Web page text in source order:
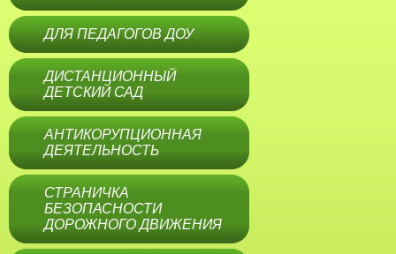
ДЛЯ ПЕДАГОГОВ ДОУ
ДИСТАНЦИОННЫЙ
ДЕТСКИЙ САД
АНТИКОРУПЦИОННАЯ
ДЕЯТЕЛЬНОСТЬ
СТРАНИЧКА
БЕЗОПАСНОСТИ
ДОРОЖНОГО ДВИЖЕНИЯ